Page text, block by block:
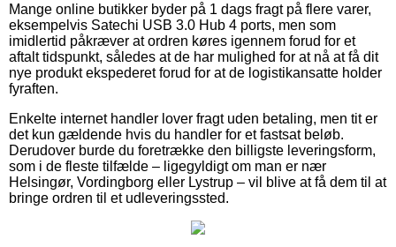
Mange online butikker byder på 1 dags fragt på flere varer,
eksempelvis Satechi USB 3.0 Hub 4 ports, men som
imidlertid påkræver at ordren køres igennem forud for et
aftalt tidspunkt, således at de har mulighed for at nå at få dit
nye produkt ekspederet forud for at de logistikansatte holder
fyraften.
Enkelte internet handler lover fragt uden betaling, men tit er
det kun gældende hvis du handler for et fastsat beløb.
Derudover burde du foretrække den billigste leveringsform,
som i de fleste tilfælde – ligegyldigt om man er nær
Helsingør, Vordingborg eller Lystrup – vil blive at få dem til at
bringe ordren til et udleveringssted.